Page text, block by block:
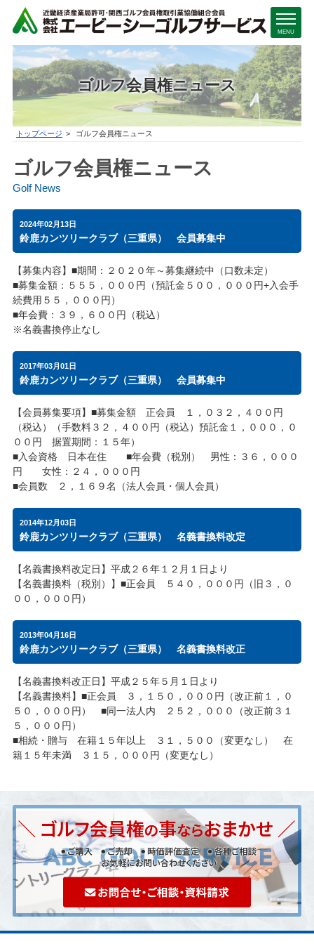
MENU
ゴルフ会員権ニュース
トップページ ゴルフ会員権ニュース
ゴルフ会員権ニュース
Golf News
2024年02月13日
鈴鹿カンツリークラブ（三重県） 会員募集中
【募集内容】■期間：２０２０年～募集継続中（口数未定）
■募集金額：５５５，０００円（預託金５００，０００円+入会手
続費用５５，０００円）
■年会費：３９，６００円（税込）
※名義書換停止なし
2017年03月01日
鈴鹿カンツリークラブ（三重県） 会員募集中
【会員募集要項】■募集金額 正会員 １，０３２，４００円
（税込）（手数料３２，４００円（税込）預託金１，０００，０
００円 据置期間：１５年）
■入会資格 日本在住 ■年会費（税別） 男性：３６，０００
円 女性：２４，０００円
■会員数 ２，１６９名（法人会員・個人会員）
2014年12月03日
鈴鹿カンツリークラブ（三重県） 名義書換料改定
【名義書換料改定日】平成２６年１２月１日より
【名義書換料（税別）】■正会員 ５４０，０００円（旧３，０
００，０００円）
2013年04月16日
鈴鹿カンツリークラブ（三重県） 名義書換料改正
【名義書換料改正日】平成２５年５月１日より
【名義書換料】■正会員 ３，１５０，０００円（改正前１，０
５０，０００円） ■同一法人内 ２５２，０００（改正前３１
５，０００円）
■相続・贈与 在籍１５年以上 ３１，５００（変更なし） 在
籍１５年未満 ３１５，０００円（変更なし）